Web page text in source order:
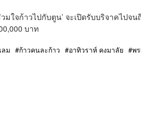
มใจก้าวไปกับตูน’ จะเปิดรับบริจาคไป
บาท
ม ก้าวคนละก้าว อาทิวราห์ คงมาลัย พ